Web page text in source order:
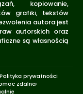
kopiowanie,
grafiki, tekstów
autora jest
autorskich oraz
są własnością
Polityka prywatności
zdalna